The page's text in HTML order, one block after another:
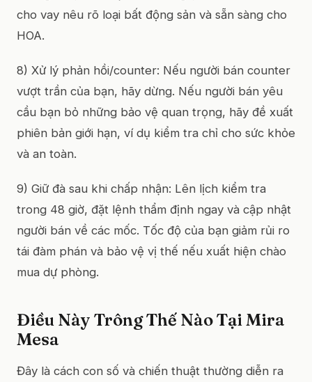
cho vay nêu rõ loại bất động sản và sẵn sàng cho
HOA.
8) Xử lý phản hồi/counter: Nếu người bán counter
vượt trần của bạn, hãy dừng. Nếu người bán yêu
cầu bạn bỏ những bảo vệ quan trọng, hãy đề xuất
phiên bản giới hạn, ví dụ kiểm tra chỉ cho sức khỏe
và an toàn.
9) Giữ đà sau khi chấp nhận: Lên lịch kiểm tra
trong 48 giờ, đặt lệnh thẩm định ngay và cập nhật
người bán về các mốc. Tốc độ của bạn giảm rủi ro
tái đàm phán và bảo vệ vị thế nếu xuất hiện chào
mua dự phòng.
Điều Này Trông Thế Nào Tại Mira
Mesa
Đây là cách con số và chiến thuật thường diễn ra